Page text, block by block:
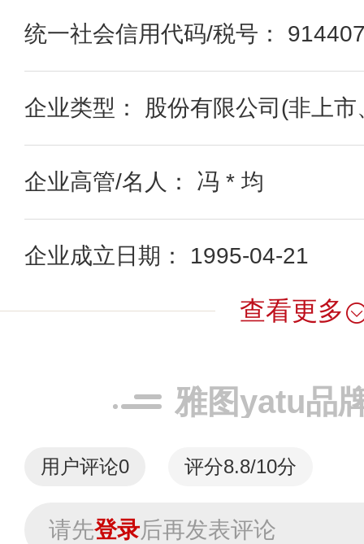
统一社会信用代码/税号：
企业类型： 股份有限公司(非上
企业高管/名人： 冯 * 均
企业成立日期： 1995-04-21
查看更多
雅图yatu品
用户评论0 评分8.8/10分
请先登录后再发表评论